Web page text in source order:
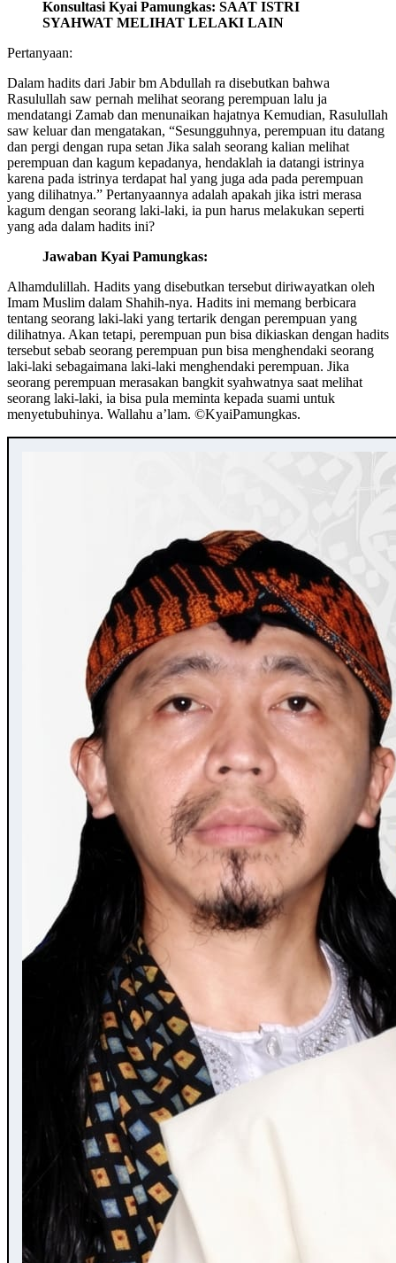
Konsultasi Kyai Pamungkas: SAAT ISTRI
SYAHWAT MELIHAT LELAKI LAIN
Pertanyaan:
Dalam hadits dari Jabir bm Abdullah ra disebutkan bahwa
Rasulullah saw pernah melihat seorang perempuan lalu ja
mendatangi Zamab dan menunaikan hajatnya Kemudian, Rasulullah
saw keluar dan mengatakan, “Sesungguhnya, perempuan itu datang
dan pergi dengan rupa setan Jika salah seorang kalian melihat
perempuan dan kagum kepadanya, hendaklah ia datangi istrinya
karena pada istrinya terdapat hal yang juga ada pada perempuan
yang dilihatnya.” Pertanyaannya adalah apakah jika istri merasa
kagum dengan seorang laki-laki, ia pun harus melakukan seperti
yang ada dalam hadits ini?
Jawaban Kyai Pamungkas:
Alhamdulillah. Hadits yang disebutkan tersebut diriwayatkan oleh
Imam Muslim dalam Shahih-nya. Hadits ini memang berbicara
tentang seorang laki-laki yang tertarik dengan perempuan yang
dilihatnya. Akan tetapi, perempuan pun bisa dikiaskan dengan hadits
tersebut sebab seorang perempuan pun bisa menghendaki seorang
laki-laki sebagaimana laki-laki menghendaki perempuan. Jika
seorang perempuan merasakan bangkit syahwatnya saat melihat
seorang laki-laki, ia bisa pula meminta kepada suami untuk
menyetubuhinya. Wallahu a’lam. ©️KyaiPamungkas.